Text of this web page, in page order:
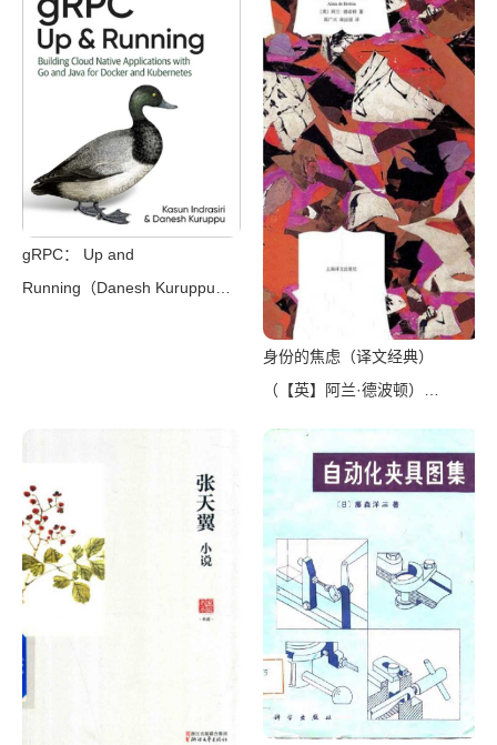
（广西师范大学出版社 2015）
gRPC： Up and
Running（Danesh Kuruppu，
身份的焦虑（译文经典）
（【英】阿兰·德波顿）
Publishing House 2018）